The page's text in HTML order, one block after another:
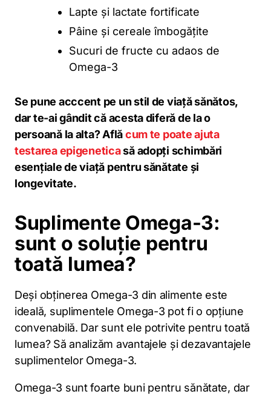
Lapte și lactate fortificate
Pâine și cereale îmbogățite
Sucuri de fructe cu adaos de
Omega-3
Se pune acccent pe un stil de viață sănătos,
dar te-ai gândit că acesta diferă de la o
persoană la alta? Aflăcum te poate ajuta
testarea epigeneticasă adopți schimbări
esențiale de viață pentru sănătate și
longevitate.
Suplimente Omega-3:
sunt o soluție pentru
toată lumea?
Deși obținerea Omega-3 din alimente este
ideală, suplimentele Omega-3 pot fi o opțiune
convenabilă. Dar sunt ele potrivite pentru toată
lumea? Să analizăm avantajele și dezavantajele
suplimentelor Omega-3.
Omega-3 sunt foarte buni pentru sănătate, dar